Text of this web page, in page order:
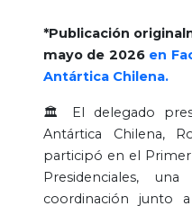
*Publicación
mayo de 2026 en
Antártica Chilena.
🏛️ El delegado
Antártica Chilena,
participó en el
Presidenciales,
coordinación junto